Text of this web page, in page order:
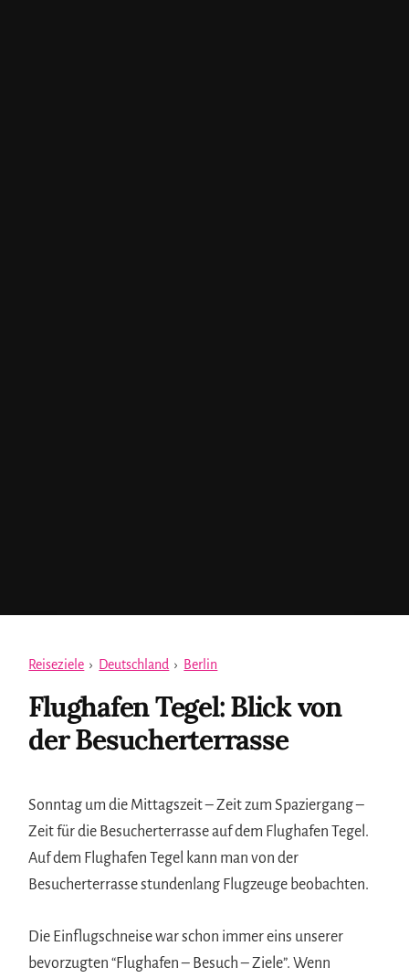
Reiseziele › Deutschland › Berlin
Flughafen Tegel: Blick von
der Besucherterrasse
Sonntag um die Mittagszeit – Zeit zum Spaziergang –
Zeit für die Besucherterrasse auf dem Flughafen Tegel.
Auf dem Flughafen Tegel kann man von der
Besucherterrasse stundenlang Flugzeuge beobachten.
Die Einflugschneise war schon immer eins unserer
bevorzugten “Flughafen – Besuch – Ziele”. Wenn